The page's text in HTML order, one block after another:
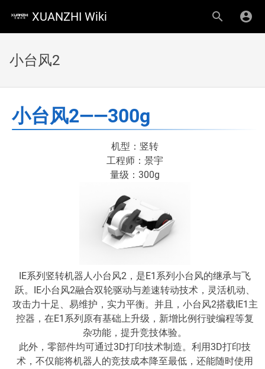
XUANZHI Wiki
小台风2
小台风2——300g
机型：竖转
工程师：景宇
量级：300g
IE系列竖转机器人小台风2，是E1系列小台风的继承与飞
跃。IE小台风2融合双轮驱动与差速转动技术，灵活机动、
攻击力十足、易维护，实力平衡。并且，小台风2搭载IE1主
控器，在E1系列原有基础上升级，新增比例行驶编程等复
杂功能，提升竞技体验。
此外，零部件均可通过3D打印技术制造。利用3D打印技
术，不仅能将机器人的竞技成本降至最低，还能随时使用